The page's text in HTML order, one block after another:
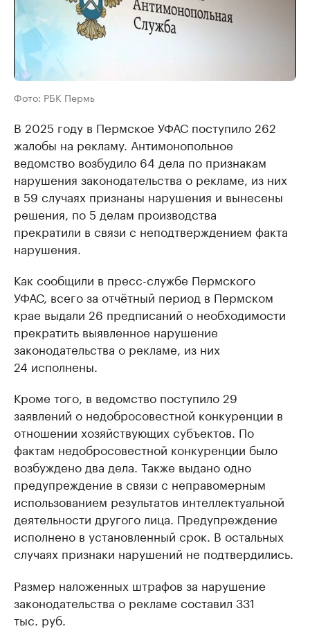
Фото: РБК Пермь
В 2025 году в Пермское УФАС поступило 262
жалобы на рекламу. Антимонопольное
ведомство возбудило 64 дела по признакам
нарушения законодательства о рекламе, из них
в 59 случаях признаны нарушения и вынесены
решения, по 5 делам производства
прекратили в связи с неподтверждением факта
нарушения.
Как сообщили в пресс-службе Пермского
УФАС, всего за отчётный период в Пермском
крае выдали 26 предписаний о необходимости
прекратить выявленное нарушение
законодательства о рекламе, из них
24 исполнены.
Кроме того, в ведомство поступило 29
заявлений о недобросовестной конкуренции в
отношении хозяйствующих субъектов. По
фактам недобросовестной конкуренции было
возбуждено два дела. Также выдано одно
предупреждение в связи с неправомерным
использованием результатов интеллектуальной
деятельности другого лица. Предупреждение
исполнено в установленный срок. В остальных
случаях признаки нарушений не подтвердились.
Размер наложенных штрафов за нарушение
законодательства о рекламе составил 331
тыс. руб.